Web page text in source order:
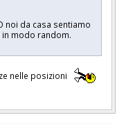
noi da casa sentiamo
modo random.
nelle posizioni